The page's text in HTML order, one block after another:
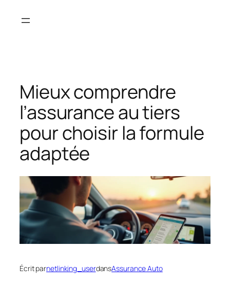
Mieux comprendre
l’assurance au tiers
pour choisir la formule
adaptée
Écrit parnetlinking_userdansAssurance Auto